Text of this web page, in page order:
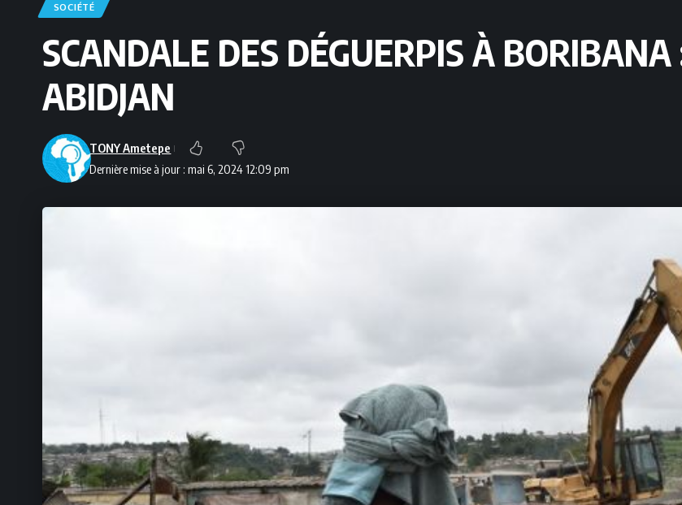
SOCIÉTÉ
SCANDALE DES DÉGUERPIS À
ABIDJAN
Dernière mise à jour : mai 6, 2024 12:09 pm
TONY Ametepe